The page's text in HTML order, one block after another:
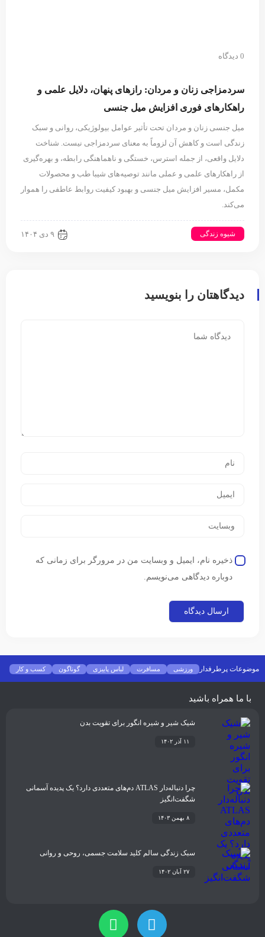
0 دیدگاه
سردمزاجی زنان و مردان: رازهای پنهان، دلایل علمی و
راهکارهای فوری افزایش میل جنسی
میل جنسی زنان و مردان تحت تأثیر عوامل بیولوژیکی، روانی و سبک
زندگی است و کاهش آن لزوماً به معنای سردمزاجی نیست. شناخت
دلایل واقعی، از جمله استرس، خستگی و ناهماهنگی رابطه، و بهره‌گیری
از راهکارهای علمی و عملی مانند توصیه‌های شیبا طب و محصولات
مکمل، مسیر افزایش میل جنسی و بهبود کیفیت روابط عاطفی را هموار
می‌کند.
شیوه زندگی ۹ دی ۱۴۰۴
دیدگاهتان را بنویسید
ذخیره نام، ایمیل و وبسایت من در مرورگر برای زمانی که
دوباره دیدگاهی می‌نویسم.
موضوعات پرطرفدار ورزشی مسافرت لباس پاییزی گوناگون
کسب و کار
فشن
غذا و نوشیدنی شیوه زندگی سلامتی تکنولوژی اخبار شرکت ها
با ما همراه باشید
شیک شیر و شیره انگور برای تقویت بدن
۱۱ آذر ۱۴۰۲
چرا دنباله‌دار ATLAS دم‌های متعددی دارد؟ یک پدیده آسمانی
شگفت‌انگیز
۸ بهمن ۱۴۰۳
سبک زندگی سالم کلید سلامت جسمی، روحی و روانی
۲۷ آبان ۱۴۰۲